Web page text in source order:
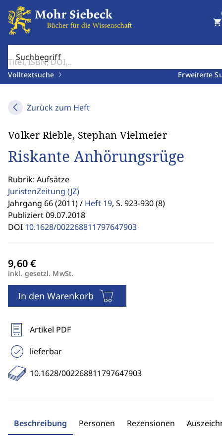
Suchbegriff
Volltextsuche Erweiterte
shopping_cart
Zurück zum Heft
Volker Rieble, Stephan Vielmeier
Riskante Anhörungsrüge
Rubrik: Aufsätze
JuristenZeitung (JZ)
Jahrgang 66 (2011) / Heft 19, S. 923-930 (8)
Publiziert 09.07.2018
DOI 10.1628/002268811797647903
inkl. gesetzl. MwSt.
In den Warenkorb
Artikel PDF
lieferbar
10.1628/002268811797647903
Beschreibung Personen Rezensionen